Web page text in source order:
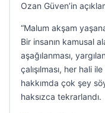
Ozan Güven’in
“Malum akşam
Bir insanın kamusal
aşağılanması,
çalışılması, her hali
hakkımda çok şey
haksızca tekrarlandı.